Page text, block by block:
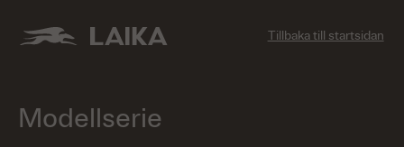
Tillbaka till startsidan
Modellserie